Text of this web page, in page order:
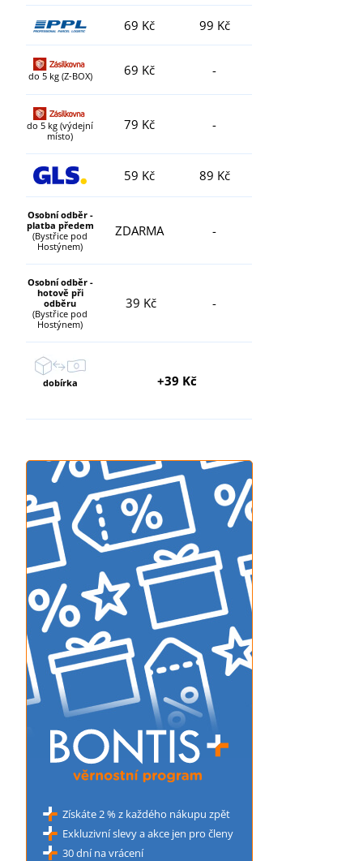
69 Kč 99 Kč
do 5 kg (Z-BOX) 69 Kč -
do 5 kg (výdejní
místo)
79 Kč -
59 Kč 89 Kč
Osobní odběr -
platba předem
(Bystřice pod
Hostýnem)
ZDARMA -
Osobní odběr -
hotově při
odběru
(Bystřice pod
Hostýnem)
39 Kč -
dobírka +39 Kč
Získáte 2 % z každého nákupu zpět
Exkluzivní slevy a akce jen pro členy
30 dní na vrácení